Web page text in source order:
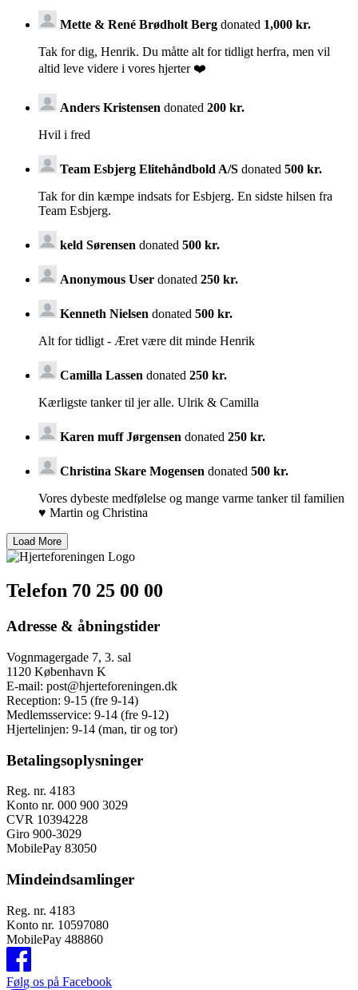
Mette & René Brødholt Berg donated 1,000 kr.
Tak for dig, Henrik. Du måtte alt for tidligt herfra, men vil
altid leve videre i vores hjerter ❤️
Anders Kristensen donated 200 kr.
Hvil i fred
Team Esbjerg Elitehåndbold A/S donated 500 kr.
Tak for din kæmpe indsats for Esbjerg. En sidste hilsen fra
Team Esbjerg.
keld Sørensen donated 500 kr.
Anonymous User donated 250 kr.
Kenneth Nielsen donated 500 kr.
Alt for tidligt - Æret være dit minde Henrik
Camilla Lassen donated 250 kr.
Kærligste tanker til jer alle. Ulrik & Camilla
Karen muff Jørgensen donated 250 kr.
Christina Skare Mogensen donated 500 kr.
Vores dybeste medfølelse og mange varme tanker til familien
♥️ Martin og Christina
Telefon 70 25 00 00
Adresse & åbningstider
Vognmagergade 7, 3. sal
1120 København K
E-mail: post@hjerteforeningen.dk
Reception: 9-15 (fre 9-14)
Medlemsservice: 9-14 (fre 9-12)
Hjertelinjen: 9-14 (man, tir og tor)
Betalingsoplysninger
Reg. nr. 4183
Konto nr. 000 900 3029
CVR 10394228
Giro 900-3029
MobilePay 83050
Mindeindsamlinger
Reg. nr. 4183
Konto nr. 10597080
MobilePay 488860
Følg os på Facebook